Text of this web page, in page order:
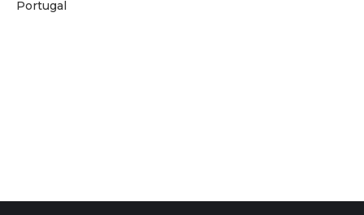
Portugal